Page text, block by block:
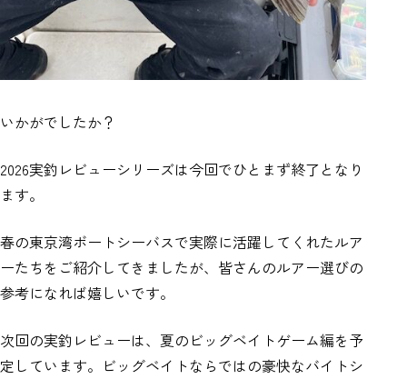
いかがでしたか？
2026実釣レビューシリーズは今回でひとまず終了となり
ます。
春の東京湾ボートシーバスで実際に活躍してくれたルア
ーたちをご紹介してきましたが、皆さんのルアー選びの
参考になれば嬉しいです。
次回の実釣レビューは、夏のビッグベイトゲーム編を予
定しています。ビッグベイトならではの豪快なバイトシ